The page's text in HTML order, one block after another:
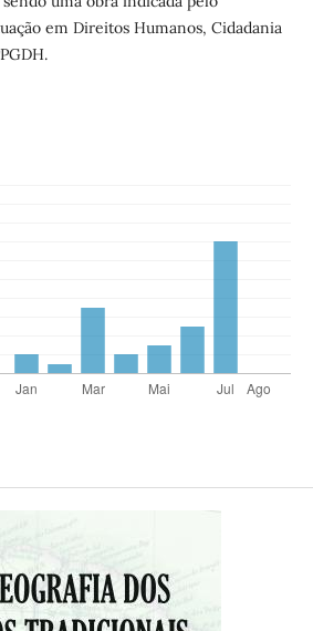
em Direitos Humanos, Cidadania